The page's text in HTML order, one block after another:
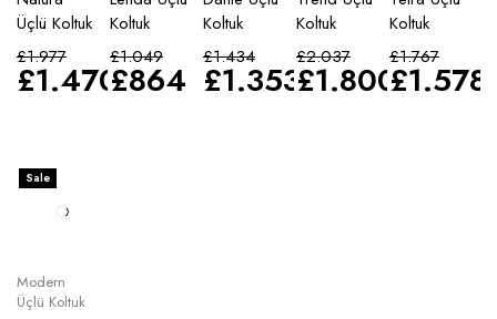
Üçlü Koltuk
£1.977
£1.470
Koltuk
£1.049
£864
Koltuk
£1.434
£1.353
Koltuk
£2.037
£1.800
Koltuk
£1.767
£1.578
Sale
Modern
Üçlü Koltuk